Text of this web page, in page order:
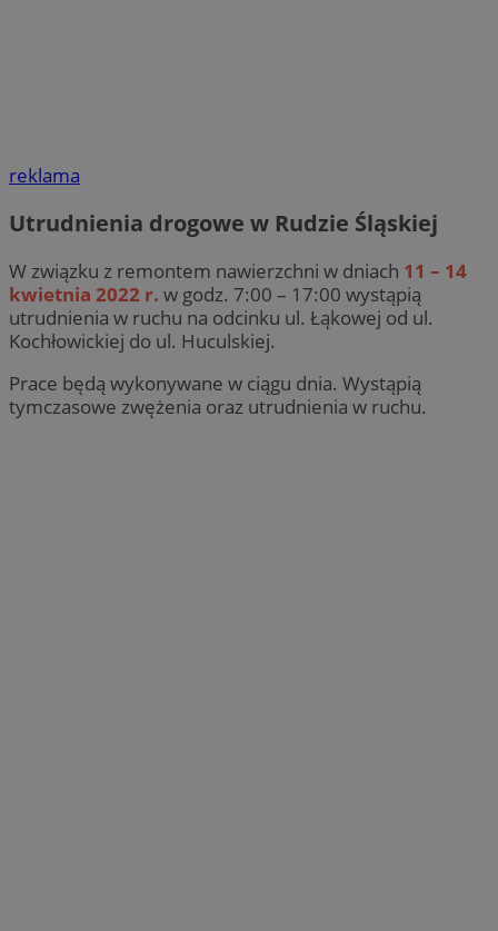
reklama
Utrudnienia drogowe w Rudzie Śląskiej
W związku z remontem nawierzchni w dniach 11 – 14
kwietnia 2022 r. w godz. 7:00 – 17:00 wystąpią
utrudnienia w ruchu na odcinku ul. Łąkowej od ul.
Kochłowickiej do ul. Huculskiej.
Prace będą wykonywane w ciągu dnia. Wystąpią
tymczasowe zwężenia oraz utrudnienia w ruchu.